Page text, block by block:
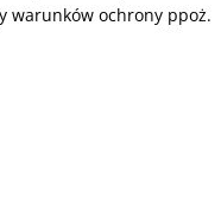
warunków ochrony ppoż.